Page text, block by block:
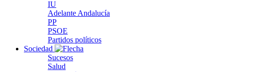
IU
Adelante Andalucía
PP
PSOE
Partidos políticos
Sociedad
Sucesos
Salud